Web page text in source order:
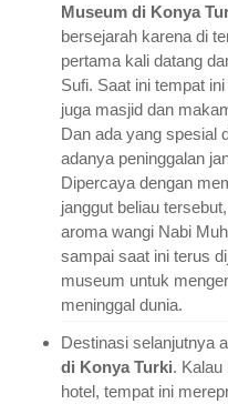
Museum di Konya
bersejarah karena di
pertama kali datang
Sufi. Saat ini tempat
juga masjid dan
Dan ada yang spesial
adanya peninggalan
Dipercaya dengan
janggut beliau
aroma wangi Nabi
sampai saat ini terus
museum untuk
meninggal dunia.
Destinasi selanjutnya
di Konya Turki.
hotel, tempat ini